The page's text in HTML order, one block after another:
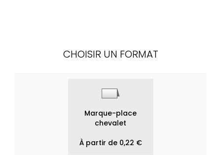
CHOISIR UN FORMAT
Marque-place
chevalet
À partir de 0,22 €